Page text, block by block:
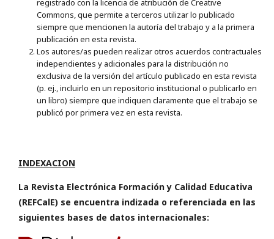
registrado con la licencia de atribución de Creative
Commons, que permite a terceros utilizar lo publicado
siempre que mencionen la autoría del trabajo y a la primera
publicación en esta revista.
Los autores/as pueden realizar otros acuerdos contractuales
independientes y adicionales para la distribución no
exclusiva de la versión del artículo publicado en esta revista
(p. ej., incluirlo en un repositorio institucional o publicarlo en
un libro) siempre que indiquen claramente que el trabajo se
publicó por primera vez en esta revista.
INDEXACION
La Revista Electrónica Formación y Calidad Educativa
(REFCalE) se encuentra indizada o referenciada en las
siguientes bases de datos internacionales: